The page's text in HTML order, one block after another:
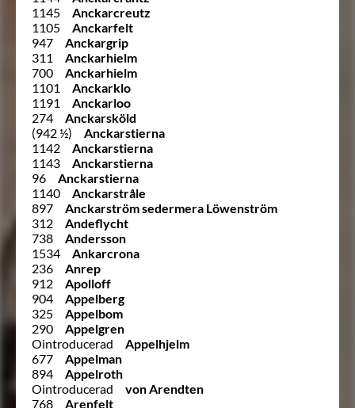
1145
Anckarcreutz
1105
Anckarfelt
947
Anckargrip
311
Anckarhielm
700
Anckarhielm
1101
Anckarklo
1191
Anckarloo
274
Anckarsköld
(942 ½)
Anckarstierna
1142
Anckarstierna
1143
Anckarstierna
96
Anckarstierna
1140
Anckarstråle
897
Anckarström sedermera Löwenström
312
Andeflycht
738
Andersson
1534
Ankarcrona
236
Anrep
912
Apolloff
904
Appelberg
325
Appelbom
290
Appelgren
Ointroducerad
Appelhjelm
677
Appelman
894
Appelroth
Ointroducerad
von Arendten
768
Arenfelt